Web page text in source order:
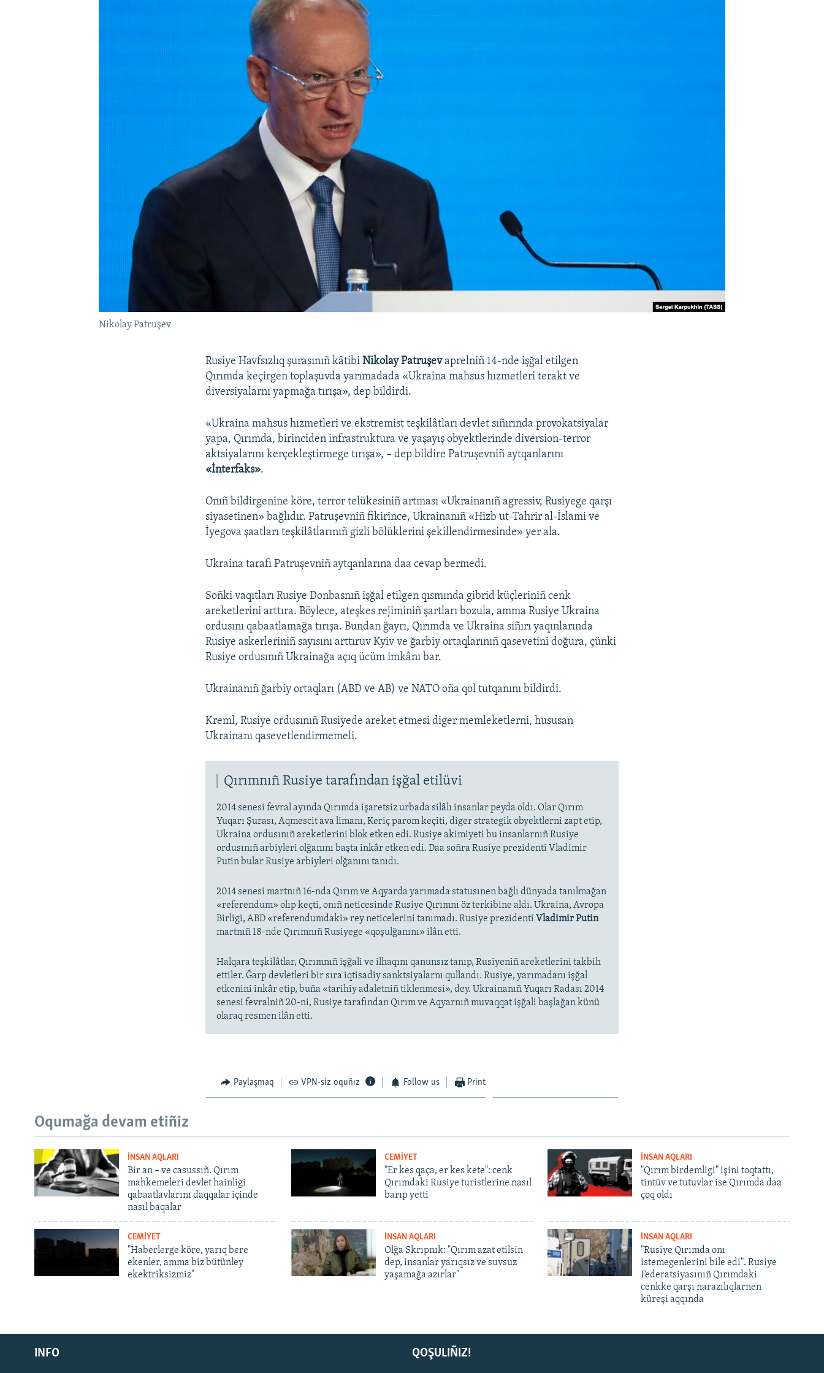
Русский
Українською
Nikolay Patruşev
Rusiye Havfsızlıq şurasınıñ kâtibi Nikolay Patruşevaprelniñ 14-nde işğal etilgen
Qırımda keçirgen toplaşuvda yarımadada «Ukraina mahsus hızmetleri terakt ve
diversiyalarnı yapmağa tırışa», dep bildirdi.
«Ukraina mahsus hızmetleri ve ekstremist teşkilâtları devlet sıñırında provokatsiyalar
yapa, Qırımda, birinciden infrastruktura ve yaşayış obyektlerinde diversion-terror
aktsiyalarını kerçekleştirmege tırışa», – dep bildire Patruşevniñ aytqanlarını
«İnterfaks».
Onıñ bildirgenine köre, terror telükesiniñ artması «Ukrainanıñ agressiv, Rusiyege qarşı
siyasetinen» bağlıdır. Patruşevniñ fikirince, Ukrainanıñ «Hizb ut-Tahrir al-İslami ve
İyegova şaatları teşkilâtlarınıñ gizli bölüklerini şekillendirmesinde» yer ala.
Ukraina tarafı Patruşevniñ aytqanlarına daa cevap bermedi.
Soñki vaqıtları Rusiye Donbasnıñ işğal etilgen qısmında gibrid küçleriniñ cenk
areketlerini arttıra. Böylece, ateşkes rejiminiñ şartları bozula, amma Rusiye Ukraina
ordusını qabaatlamağa tırışa. Bundan ğayrı, Qırımda ve Ukraina sıñırı yaqınlarında
Rusiye askerleriniñ sayısını arttıruv Kyiv ve ğarbiy ortaqlarınıñ qasevetini doğura, çünki
Rusiye ordusınıñ Ukrainağa açıq ücüm imkânı bar.
Ukrainanıñ ğarbiy ortaqları (ABD ve AB) ve NATO oña qol tutqanını bildirdi.
Kreml, Rusiye ordusınıñ Rusiyede areket etmesi diger memleketlerni, hususan
Ukrainanı qasevetlendirmemeli.
Qırımnıñ Rusiye tarafından işğal etilüvi
2014 senesi fevral ayında Qırımda işaretsiz urbada silâlı insanlar peyda oldı. Olar Qırım
Yuqarı Şurası, Aqmescit ava limanı, Keriç parom keçiti, diger strategik obyektlerni zapt etip,
Ukraina ordusınıñ areketlerini blok etken edi. Rusiye akimiyeti bu insanlarnıñ Rusiye
ordusınıñ arbiyleri olğanını başta inkâr etken edi. Daa soñra Rusiye prezidenti Vladimir
Putin bular Rusiye arbiyleri olğanını tanıdı.
2014 senesi martnıñ 16-nda Qırım ve Aqyarda yarımada statusınen bağlı dünyada tanılmağan
«referendum» olıp keçti, onıñ neticesinde Rusiye Qırımnı öz terkibine aldı. Ukraina, Avropa
Birligi, ABD «referendumdaki» rey neticelerini tanımadı. Rusiye prezidenti Vladimir Putin
martnıñ 18-nde Qırımnıñ Rusiyege «qoşulğanını» ilân etti.
Halqara teşkilâtlar, Qırımnıñ işğali ve ilhaqını qanunsız tanıp, Rusiyeniñ areketlerini takbih
ettiler. Ğarp devletleri bir sıra iqtisadiy sanktsiyalarnı qullandı. Rusiye, yarımadanı işğal
etkenini inkâr etip, buña «tarihiy adaletniñ tiklenmesi», dey. Ukrainanıñ Yuqarı Radası 2014
senesi fevralniñ 20-ni, Rusiye tarafından Qırım ve Aqyarnıñ muvaqqat işğali başlağan künü
olaraq resmen ilân etti.
Paylaşmaq VPN-siz oquñız Follow us Print
Oqumağa devam etiñiz
İNSAN AQLARI
Bir an – ve casussıñ. Qırım
mahkemeleri devlet hainligi
qabaatlavlarını daqqalar içinde
nasıl baqalar
CEMİYET
"Er kes qaça, er kes kete": cenk
Qırımdaki Rusiye turistlerine nasıl
barıp yetti
İNSAN AQLARI
"Qırım birdemligi" işini toqtattı,
tintüv ve tutuvlar ise Qırımda daa
çoq oldı
CEMİYET
"Haberlerge köre, yarıq bere
ekenler, amma biz bütünley
ekektriksizmiz"
İNSAN AQLARI
Olğa Skrıpnık: "Qırım azat etilsin
dep, insanlar yarıqsız ve suvsuz
yaşamağa azırlar"
İNSAN AQLARI
"Rusiye Qırımda onı
istemegenlerini bile edi". Rusiye
Federatsiyasınıñ Qırımdaki
cenkke qarşı narazılıqlarnen
küreşi aqqında
QOŞULIÑIZ!
INFO